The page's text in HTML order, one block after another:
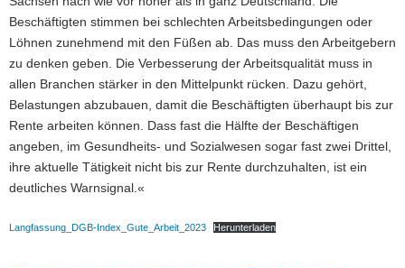
Beschäftigten stimmen bei schlechten Arbeitsbedingungen oder
Löhnen zunehmend mit den Füßen ab. Das muss den Arbeitgebern
zu denken geben. Die Verbesserung der Arbeitsqualität muss in
allen Branchen stärker in den Mittelpunkt rücken. Dazu gehört,
Belastungen abzubauen, damit die Beschäftigten überhaupt bis zur
Rente arbeiten können. Dass fast die Hälfte der Beschäftigen
angeben, im Gesundheits- und Sozialwesen sogar fast zwei Drittel,
ihre aktuelle Tätigkeit nicht bis zur Rente durchzuhalten, ist ein
deutliches Warnsignal.«
Langfassung_DGB-Index_Gute_Arbeit_2023 Herunterladen